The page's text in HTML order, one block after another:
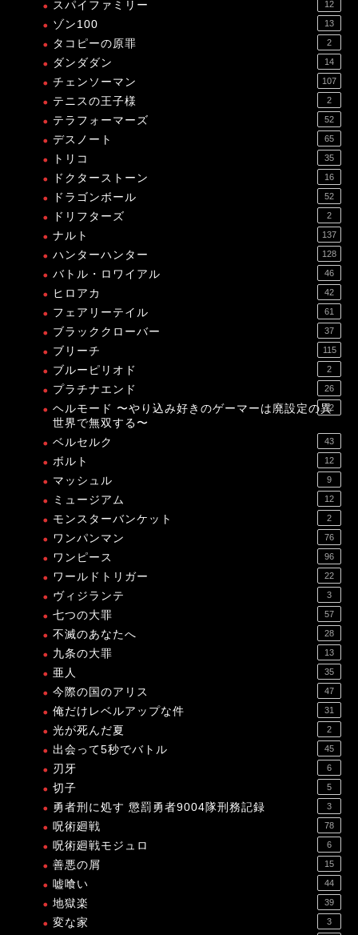
スパイファミリー 12
ゾン100 13
タコピーの原罪 2
ダンダダン 14
チェンソーマン 107
テニスの王子様 2
テラフォーマーズ 52
デスノート 65
トリコ 35
ドクターストーン 16
ドラゴンボール 52
ドリフターズ 2
ナルト 137
ハンターハンター 128
バトル・ロワイアル 46
ヒロアカ 42
フェアリーテイル 61
ブラッククローバー 37
ブリーチ 115
ブルーピリオド 2
プラチナエンド 26
ヘルモード 〜やり込み好きのゲーマーは廃設定の異
世界で無双する〜
12
ベルセルク 43
ボルト 12
マッシュル 9
ミュージアム 12
モンスターバンケット 2
ワンパンマン 76
ワンピース 96
ワールドトリガー 22
ヴィジランテ 3
七つの大罪 57
不滅のあなたへ 28
九条の大罪 13
亜人 35
今際の国のアリス 47
俺だけレベルアップな件 31
光が死んだ夏 2
出会って5秒でバトル 45
刃牙 6
切子 5
勇者刑に処す 懲罰勇者9004隊刑務記録 3
呪術廻戦 78
呪術廻戦モジュロ 6
善悪の屑 15
嘘喰い 44
地獄楽 39
変な家 3